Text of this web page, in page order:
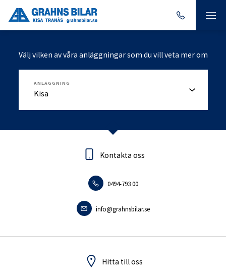
Välj vilken av våra anläggningar som du vill veta mer om
ANLÄGGNING
Kontakta oss
0494-793 00
info@grahnsbilar.se
Hitta till oss
Kontakta oss
0140-18095
info.tranas@grahnsbilar.se
Hitta till oss